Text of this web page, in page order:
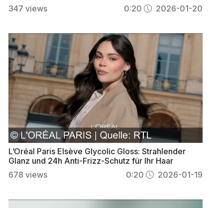
347 views 0:20 2026-01-20
L’Oréal Paris Elsève Glycolic Gloss: Strahlender
Glanz und 24h Anti-Frizz-Schutz für Ihr Haar
678 views 0:20 2026-01-19